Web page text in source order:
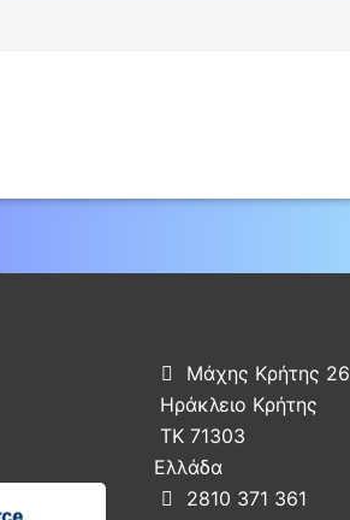

Μάχης Κρήτης 26
Ηράκλειο Κρήτης
ΤΚ 71303
Ελλάδα
 2810 371 361